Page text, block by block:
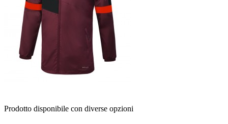
Prodotto disponibile con diverse opzioni